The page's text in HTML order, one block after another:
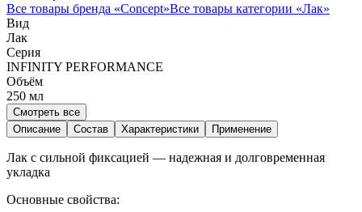
Все товары бренда «Concept»Все товары категории «Лак»
Вид
Лак
Серия
INFINITY PERFORMANCE
Объём
250 мл
Смотреть все
Описание
Состав Характеристики Применение
Лак с сильной фиксацией — надежная и долговременная
укладка
Основные свойства: